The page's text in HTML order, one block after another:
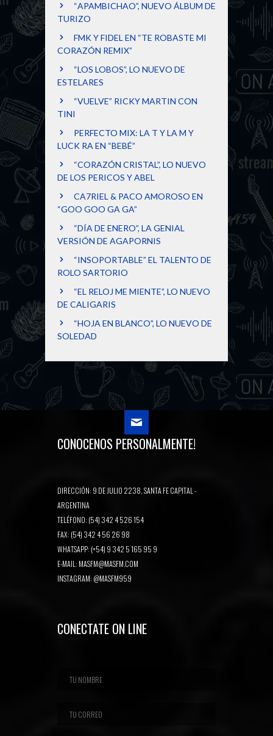
“APAMBICHAO”, NUEVO ÁLBUM DE
TURIZO
FMK Y FIDEL EN “TE ROBASTE MI
CORAZÓN REMIX”
“LOS LOBOS”, LO NUEVO DE
ESTELARES
“VUELVE” RICKY MARTIN CON
TINI
PERFECTO MIX: LA T Y LA M Y
LUCK RA EN “BEBÉ”
“CORAZÓN CRISTAL”, LO NUEVO
DE LOS PERICOS Y ABEL
CA7RIEL & PACO AMOROSO EN
“GOO GOO GA GA”
“DÍA DE ENERO”, LA GENIAL
VERSIÓN DE AGAPORNIS
“INSOPORTABLE” EL TALENTO DE
ROLO SARTORIO
“EL RELOJ ME MIENTE”, LO NUEVO
DE CALIGARIS
“HOJA EN BLANCO”, LO NUEVO DE
SOLEDAD
CONOCENOS PERSONALMENTE!
DIRECCIÓN: 9 DE JULIO 2238, SANTA FE CAPITAL -
ARGENTINA
TELÉFONO: (54) 342 4 526 154
FAX: (54) 342 4 56 26 98
WHATSAPP: (+54) 9 342 5 165 95 9
E-MAIL: MASFM@MASFM.COM
INSTAGRAM: @MASFM959
CONECTATE ON LINE